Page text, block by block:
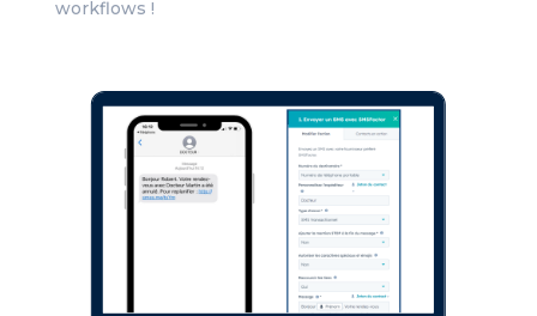
workflows !